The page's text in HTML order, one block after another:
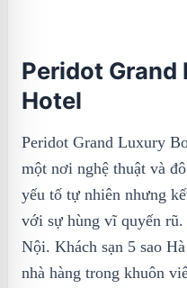
Peridot
Hotel
Peridot Grand Luxury
một nơi nghệ thuật và
yếu tố tự nhiên nhưng
với sự hùng vĩ quyến
Nội. Khách sạn 5 sao
nhà hàng trong khuôn